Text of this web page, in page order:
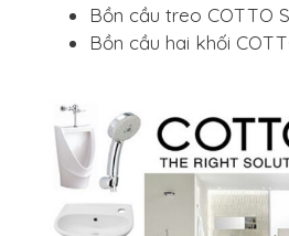
Bồn cầu treo COTTO
Bồn cầu hai khối